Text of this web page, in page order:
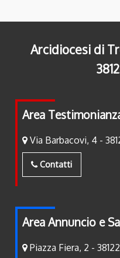
Arcidiocesi di
Area
Via Barbacovi, 4 -
Contatti
Area Annuncio e
Piazza Fiera, 2 -